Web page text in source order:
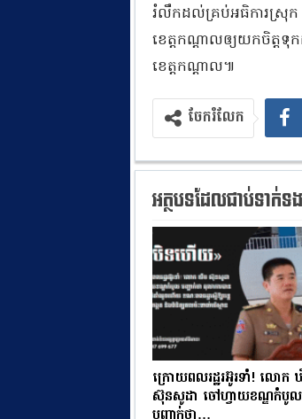
រំលឹកដល់គ្រប់អធិការស្រុ
ខេត្តកណ្តាលឲ្យយកចិត្តទុ
ខេត្តកណ្ដាល៕
ចែករំលែក
អត្ថបទដែលជាប់ទាក់ទង
ក្រោយពលរដ្ឋរអ៊ូរទាំ! លោក
ស៊ុនសូដា ចៅហ្វាយខណ្ឌកំបូល